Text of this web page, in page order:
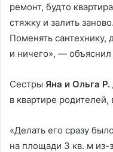
ремонт, будто
стяжку и залить
Поменять
и ничего», —
Сестры Яна и Ольга Р.
в квартире
«Делать его сразу
на площади 3 кв. м из-